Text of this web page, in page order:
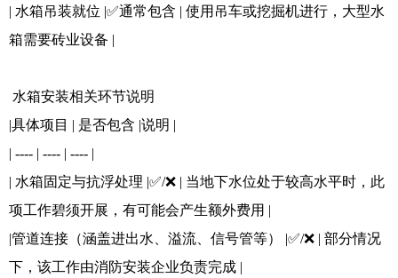
| 水箱吊装就位 |✅通常包含 | 使用吊车或挖掘机进行，大型水
箱需要砖业设备 |
水箱安装相关环节说明
|具体项目 | 是否包含 |说明 |
| ---- | ---- | ---- |
| 水箱固定与抗浮处理 |✅/❌ | 当地下水位处于较高水平时，此
项工作碧须开展，有可能会产生额外费用 |
|管道连接（涵盖进出水、溢流、信号管等） |✅/❌ | 部分情况
下，该工作由消防安装企业负责完成 |